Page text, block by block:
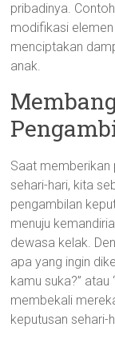
pribadinya.
modifikasi
menciptakan
anak.
Saat memberikan
sehari-hari, kita
pengambilan
menuju
dewasa kelak.
apa yang ingin
kamu suka?” atau
membekali
keputusan sehari-